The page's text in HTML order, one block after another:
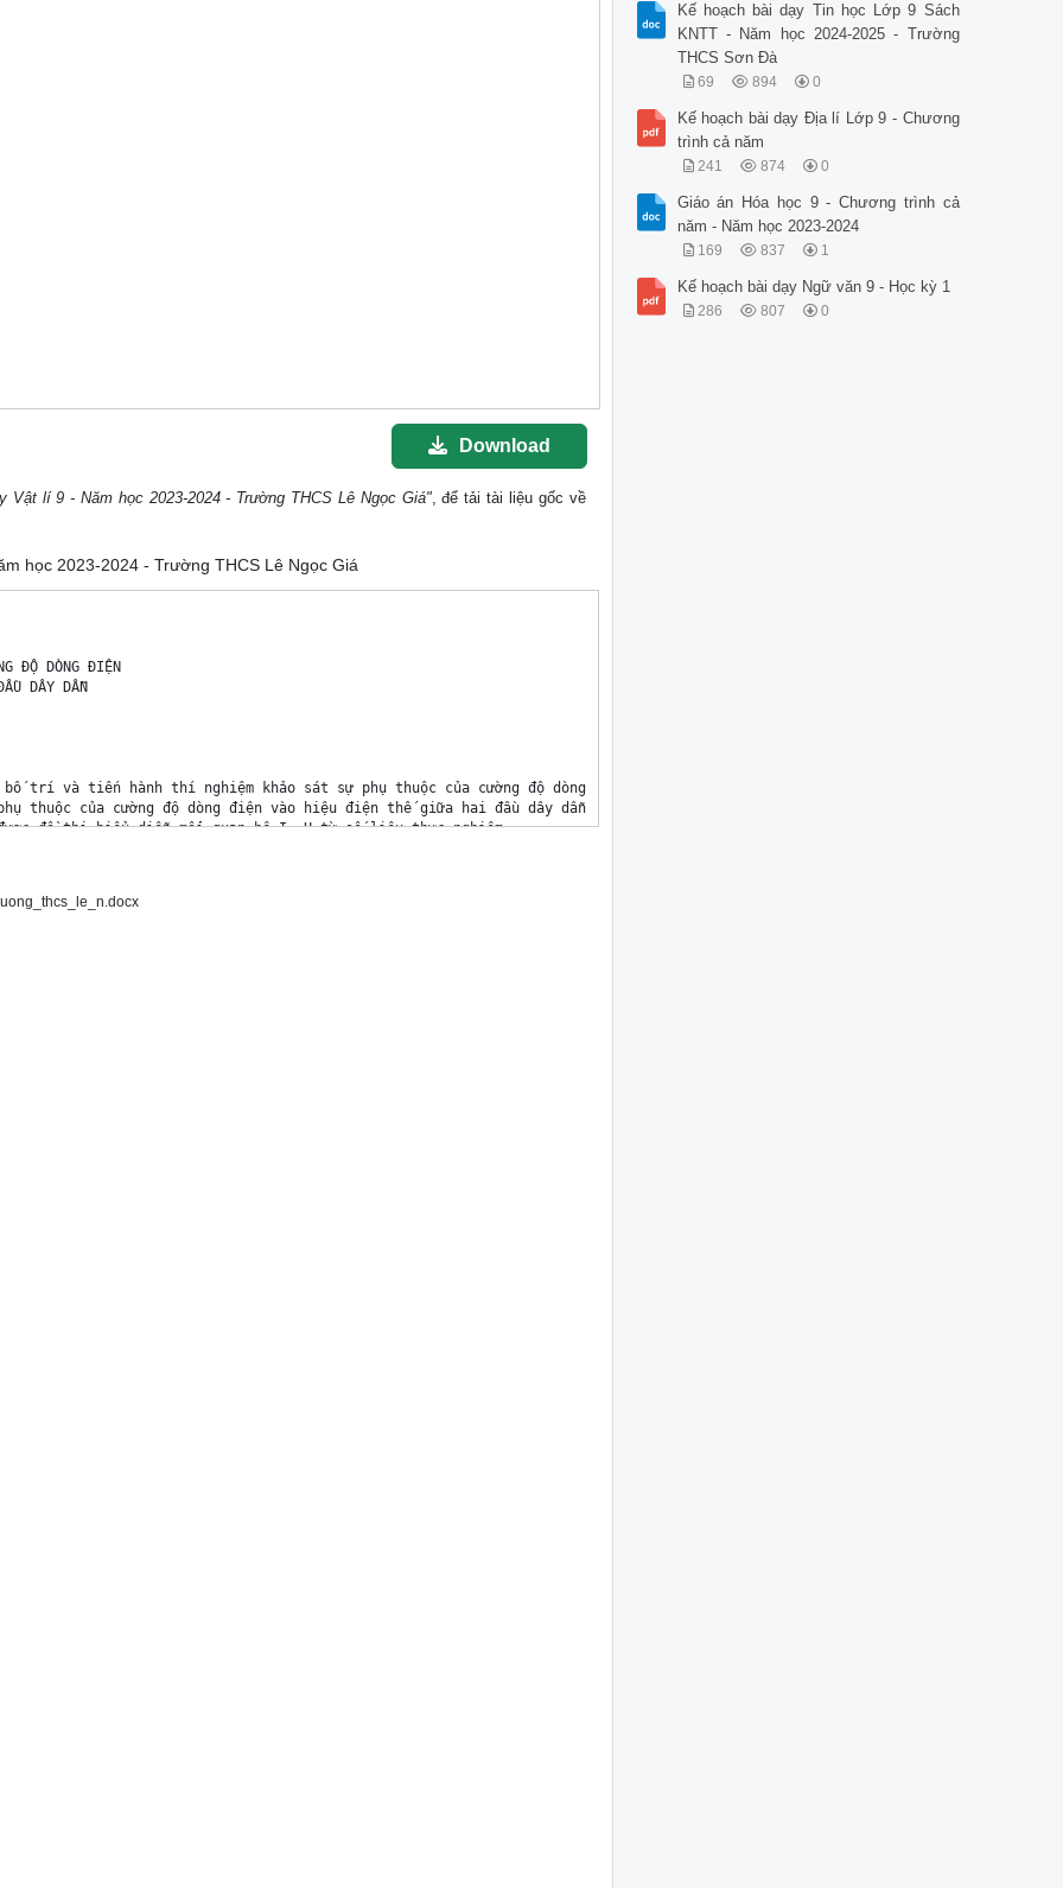
Download
Vật lí 9 - Năm học 2023-2024 - Trường THCS Lê Ngọc Giá", để tải tài liệu gốc về
học 2023-2024 - Trường THCS Lê Ngọc Giá
Kế hoạch bài dạy Tin học Lớp 9 Sách
KNTT - Năm học 2024-2025 - Trường
THCS Sơn Đà
69 894 0
Kế hoạch bài dạy Địa lí Lớp 9 - Chương
trình cả năm
241 874 0
Giáo án Hóa học 9 - Chương trình cả
năm - Năm học 2023-2024
169 837 1
Kế hoạch bài dạy Ngữ văn 9 - Học kỳ 1
286 807 0